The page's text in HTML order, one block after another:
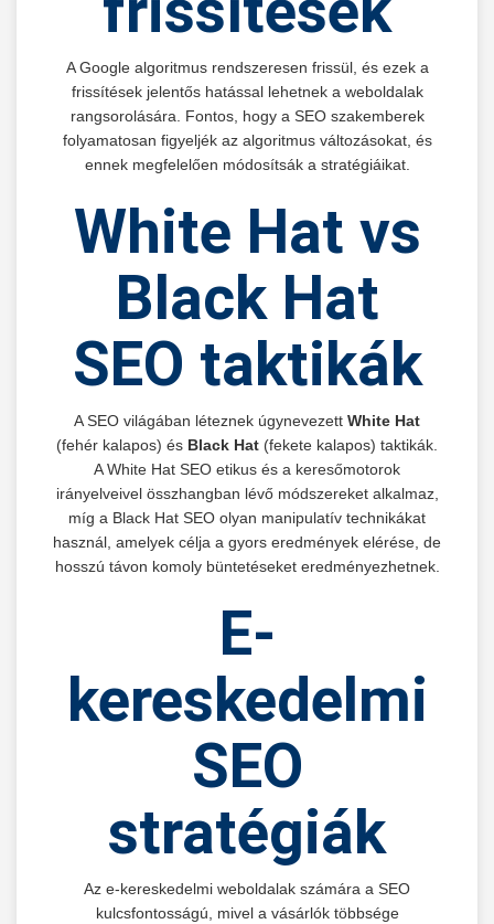
A Google algoritmus rendszeresen frissül, és ezek a
frissítések jelentős hatással lehetnek a weboldalak
rangsorolására. Fontos, hogy a SEO szakemberek
folyamatosan figyeljék az algoritmus változásokat, és
ennek megfelelően módosítsák a stratégiáikat.
White Hat vs
Black Hat
SEO taktikák
A SEO világában léteznek úgynevezett White Hat
(fehér kalapos) és Black Hat (fekete kalapos) taktikák.
A White Hat SEO etikus és a keresőmotorok
irányelveivel összhangban lévő módszereket alkalmaz,
míg a Black Hat SEO olyan manipulatív technikákat
használ, amelyek célja a gyors eredmények elérése, de
hosszú távon komoly büntetéseket eredményezhetnek.
E-
kereskedelmi
SEO
stratégiák
Az e-kereskedelmi weboldalak számára a SEO
kulcsfontosságú, mivel a vásárlók többsége